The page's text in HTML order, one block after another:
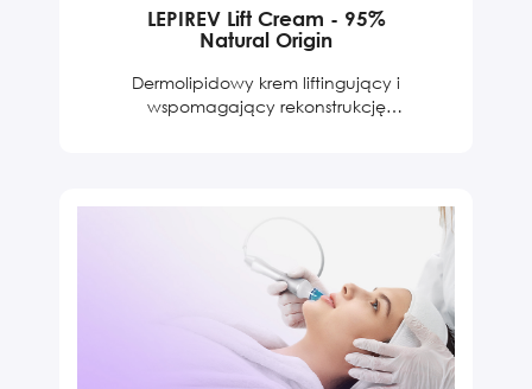
LEPIREV Lift Cream - 95%
Natural Origin
Dermolipidowy krem liftingujący i
wspomagający rekonstrukcję